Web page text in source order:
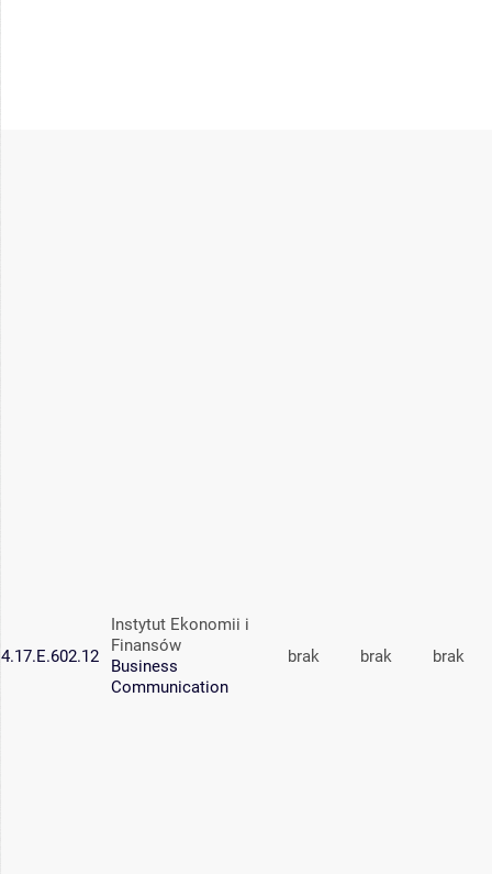
4.17.E.602.12
Instytut Ekonomii i
Finansów
Business
Communication
brak brak brak